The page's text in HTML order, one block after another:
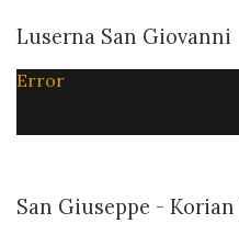
Luserna San Giovanni
Error
San Giuseppe - Korian